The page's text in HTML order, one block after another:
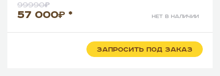
57 000 *
99990
нет в наличии
ЗАПРОСИТЬ ПОД ЗАКАЗ